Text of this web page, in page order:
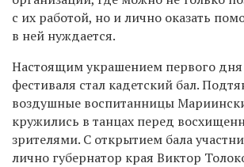
с их работой, но и лично оказать
в ней нуждается.
Настоящим украшением первого
фестиваля стал кадетский бал.
воздушные воспитанницы
кружились в танцах перед
зрителями. С открытием бала
лично губернатор края Виктор